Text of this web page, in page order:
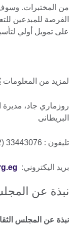
من المختبرات. وسوف
الفرصة للمبدعين
على تمويل أولي
لمزيد من المعلومات
روزماري جاد، مديرة
البريطانى
تليفون : 33443076 (202) +
بريد اليكتروني:
نبذة عن
نبذة عن المجلس